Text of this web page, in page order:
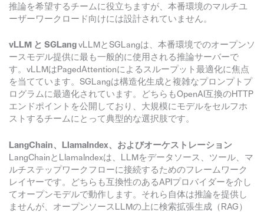
推論を希望するチームに役立ちますが、本番環境のマルチユ
ーザーワークロード向けには設計されていません。
vLLM と SGLangvLLMとSGLangは、本番環境でのオープンソ
ースモデル提供に最も一般的に使用される推論サーバーで
す。vLLMはPagedAttentionによるスループット最適化に焦点
を当てています。SGLangは構造化生成と複雑なプロンプトプ
ログラムに最適化されています。どちらもOpenAI互換のHTTP
エンドポイントを公開しており、大規模にモデルをセルフホ
ストするチームにとって典型的な選択肢です。
LangChain、LlamaIndex、およびオーケストレーション
LangChainとLlamaIndexは、LLMをデータソース、ツール、マ
ルチステップワークフローに接続するためのフレームワーク
レイヤーです。どちらも互換性のあるAPIプロバイダーを介し
てオープンモデルで動作します。それら自体は推論を提供し
ませんが、オープンソースLLMの上に検索拡張生成（RAG）